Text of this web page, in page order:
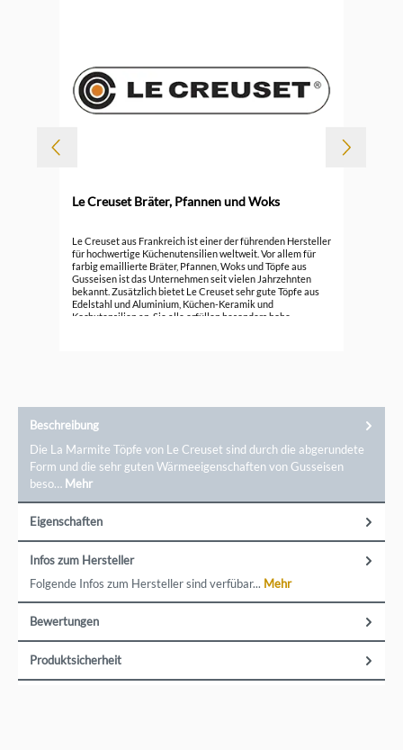
Le Creuset Bräter, Pfannen und Woks
Le Creuset aus Frankreich ist einer der führenden Hersteller
für hochwertige Küchenutensilien weltweit. Vor allem für
farbig emaillierte Bräter, Pfannen, Woks und Töpfe aus
Gusseisen ist das Unternehmen seit vielen Jahrzehnten
bekannt. Zusätzlich bietet Le Creuset sehr gute Töpfe aus
Edelstahl und Aluminium, Küchen-Keramik und
Kochutensilien an. Sie alle erfüllen besonders hohe
Beschreibung
Die La Marmite Töpfe von Le Creuset sind durch die abgerundete
Form und die sehr guten Wärmeeigenschaften von Gusseisen
beso… Mehr
Eigenschaften
Infos zum Hersteller
Folgende Infos zum Hersteller sind verfübar... Mehr
Bewertungen
Produktsicherheit